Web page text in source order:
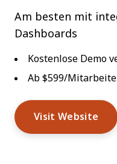
Am besten mit
Dashboards
Kostenlose Demo
Ab $599/
Visit Website